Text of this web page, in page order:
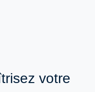
votre